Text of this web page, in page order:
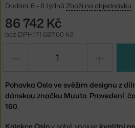
Dodání: 6 - 8 týdnů Zboží na objednávku
86 742 Kč
bez DPH: 71 687,60 Kč
Pohovka Oslo ve svěžím designu z
dánskou značku Muuto. Provedení:
160.